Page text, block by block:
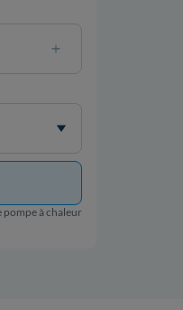
pompe à chaleur